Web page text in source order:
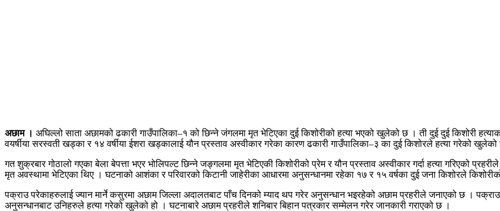
अछाम । अघिल्लो साता अछामको ढकारी गाउँपालिका–१ को छिन्ने जंगलमा मृत भेटिएका दुई किशोरीको हत्या भएको खुलेको छ । ती दुई दुई किशोरी
वयर्षीया सरस्वती खड्का र १४ वर्षीया ईशरा खड्कालाई यौन प्रस्ताव अस्वीकार गरेका कारण ढकारी गाउँपालिका–३ का दुई किशोरले हत्या गरेको खुलेको
गत शुक्रबार गोठालो गएका बेला बेपत्ता भएर भोलिपल्ट छिन्ने जङ्गलमा मृत भेटिएकी किशोरीको प्रेम र यौन प्रस्ताव अस्वीकार गर्दा हत्या गरिएको
मृत अवस्थामा भेटिएका थिए । घटनाको आशंका र परिवारको किटानी जाहेरीका आधारमा अनुसन्धानमा रहेका १७ र १५ वर्षका दुई जना किशोरले
पक्राउ परेकाहरुलाई ज्यान मार्ने कसुरमा अछाम जिल्ला अदालतबाट पाँच दिनको म्याद थप गरेर अनुसन्धान भइरहेको अछाम प्रहरीले जनाएको छ ।
अनुसन्धानबाट उनिहरुले हत्या गरेको खुलेको हो । घटनाबारे अछाम प्रहरीले शनिबार बिहान पत्रकार सम्मेलन गरेर जानकारी गराएको छ ।